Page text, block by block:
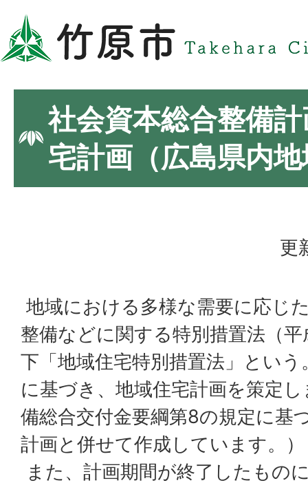
社会資本総合整備
宅計画（広島県内
更
地域における多様な需要に応じ
整備などに関する特別措置法（
下「地域住宅特別措置法」とい
に基づき、地域住宅計画を策定
備総合交付金要綱第8の規定に基
計画と併せて作成しています。）
また、計画期間が終了したもの